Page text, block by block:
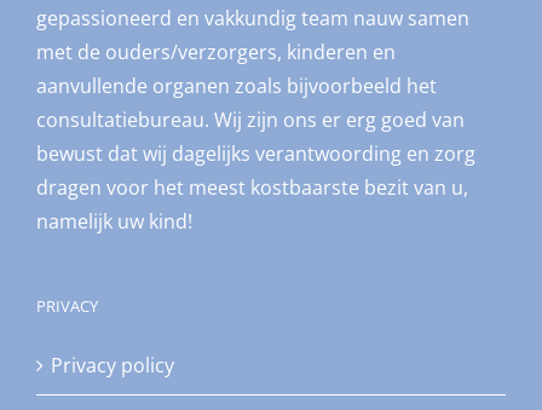
gepassioneerd en vakkundig team nauw samen
met de ouders/verzorgers, kinderen en
aanvullende organen zoals bijvoorbeeld het
consultatiebureau. Wij zijn ons er erg goed van
bewust dat wij dagelijks verantwoording en zorg
dragen voor het meest kostbaarste bezit van u,
namelijk uw kind!
PRIVACY
Privacy policy